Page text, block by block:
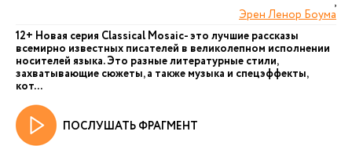
Эрен Ленор Боума
12+ Новая серия Сlassical Mosaic- это лучшие рассказы
всемирно известных писателей в великолепном исполнении
носителей языка. Это разные литературные стили,
захватывающие сюжеты, а также музыка и спецэффекты,
кот...
ПОСЛУШАТЬ ФРАГМЕНТ